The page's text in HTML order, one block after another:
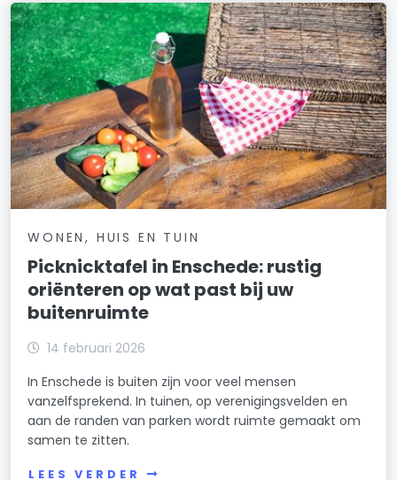
WONEN, HUIS EN TUIN
Picknicktafel in Enschede: rustig
oriënteren op wat past bij uw
buitenruimte
14 februari 2026
In Enschede is buiten zijn voor veel mensen
vanzelfsprekend. In tuinen, op verenigingsvelden en
aan de randen van parken wordt ruimte gemaakt om
samen te zitten.
LEES VERDER